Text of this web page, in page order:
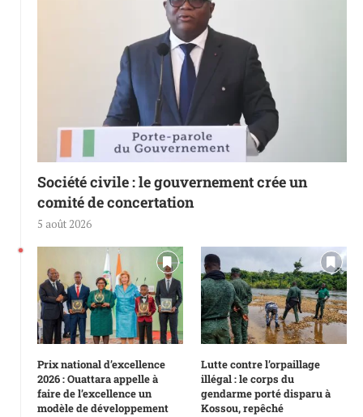
Société civile : le gouvernement crée un
comité de concertation
5 août 2026
Prix national d’excellence
2026 : Ouattara appelle à
faire de l’excellence un
modèle de développement
Lutte contre l’orpaillage
illégal : le corps du
gendarme porté disparu à
Kossou, repêché